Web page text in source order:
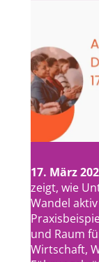
17. März
zeigt, wie
Wandel
und Raum
Wirtschaft,